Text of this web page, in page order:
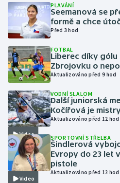
Judo
Krasobruslení
Lezení
Lyže a snowboard
Moderní pětiboj
Motorsport
Olympijské hry
Parasport
PLAVÁNÍ
Seemanová se
formě a chce
Před 3 hod
FOTBAL
Liberec díky gólu
Zbrojovku o
Aktualizováno před 9 hod
Video
VODNÍ SLALOM
Další juniorská
Kočířová je
Aktualizováno před 12 hod
Video
SPORTOVNÍ STŘELBA
Šindlerová
Evropy do 23 let
pistole
Aktualizováno před 12 hod